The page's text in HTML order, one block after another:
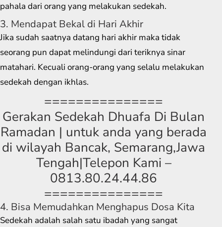
pahala dari orang yang melakukan sedekah.
3. Mendapat Bekal di Hari Akhir
Jika sudah saatnya datang hari akhir maka tidak
seorang pun dapat melindungi dari teriknya sinar
matahari. Kecuali orang-orang yang selalu melakukan
sedekah dengan ikhlas.
===============
Gerakan Sedekah Dhuafa Di Bulan
Ramadan | untuk anda yang berada
di wilayah Bancak, Semarang,Jawa
Tengah|Telepon Kami –
0813.80.24.44.86
===============
4. Bisa Memudahkan Menghapus Dosa Kita
Sedekah adalah salah satu ibadah yang sangat